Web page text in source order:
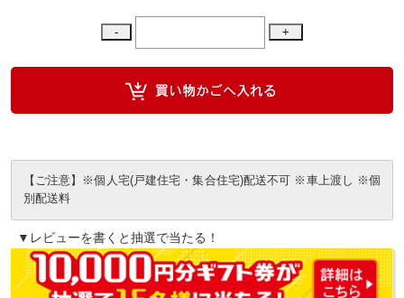
【ご注意】※個人宅(戸建住宅・集合住宅)配送不可 ※車上渡し ※個
別配送料
▼レビューを書くと抽選で当たる！